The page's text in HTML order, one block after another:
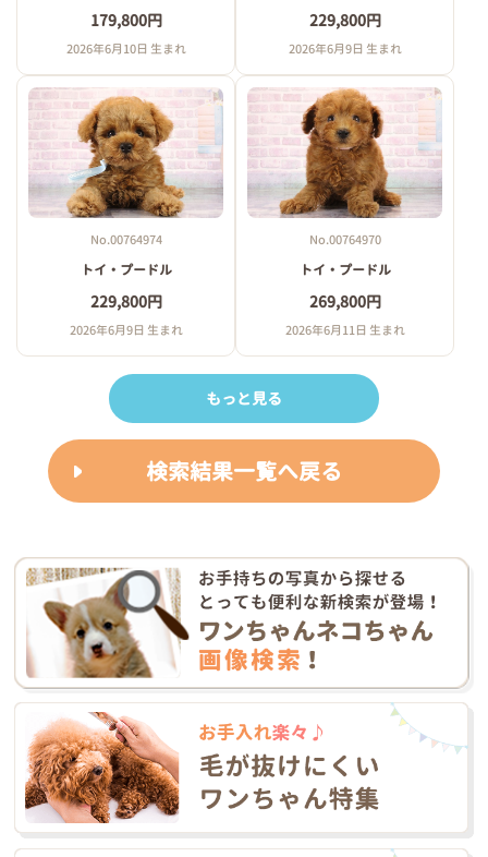
179,800円
2026年6月10日 生まれ
229,800円
2026年6月9日 生まれ
No.00764974
トイ・プードル
229,800円
2026年6月9日 生まれ
No.00764970
トイ・プードル
269,800円
2026年6月11日 生まれ
もっと見る
検索結果一覧へ戻る